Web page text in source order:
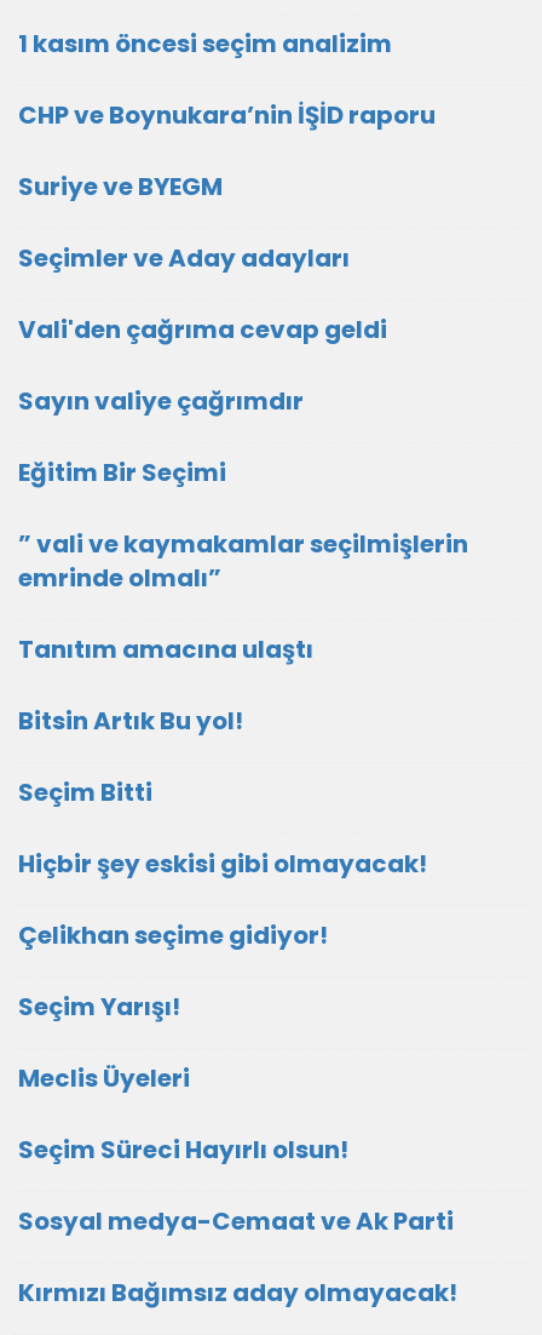
1 kasım öncesi seçim analizim
CHP ve Boynukara’nin İŞİD raporu
Suriye ve BYEGM
Seçimler ve Aday adayları
Vali'den çağrıma cevap geldi
Sayın valiye çağrımdır
Eğitim Bir Seçimi
” vali ve kaymakamlar seçilmişlerin
emrinde olmalı”
Tanıtım amacına ulaştı
Bitsin Artık Bu yol!
Seçim Bitti
Hiçbir şey eskisi gibi olmayacak!
Çelikhan seçime gidiyor!
Seçim Yarışı!
Meclis Üyeleri
Seçim Süreci Hayırlı olsun!
Sosyal medya-Cemaat ve Ak Parti
Kırmızı Bağımsız aday olmayacak!